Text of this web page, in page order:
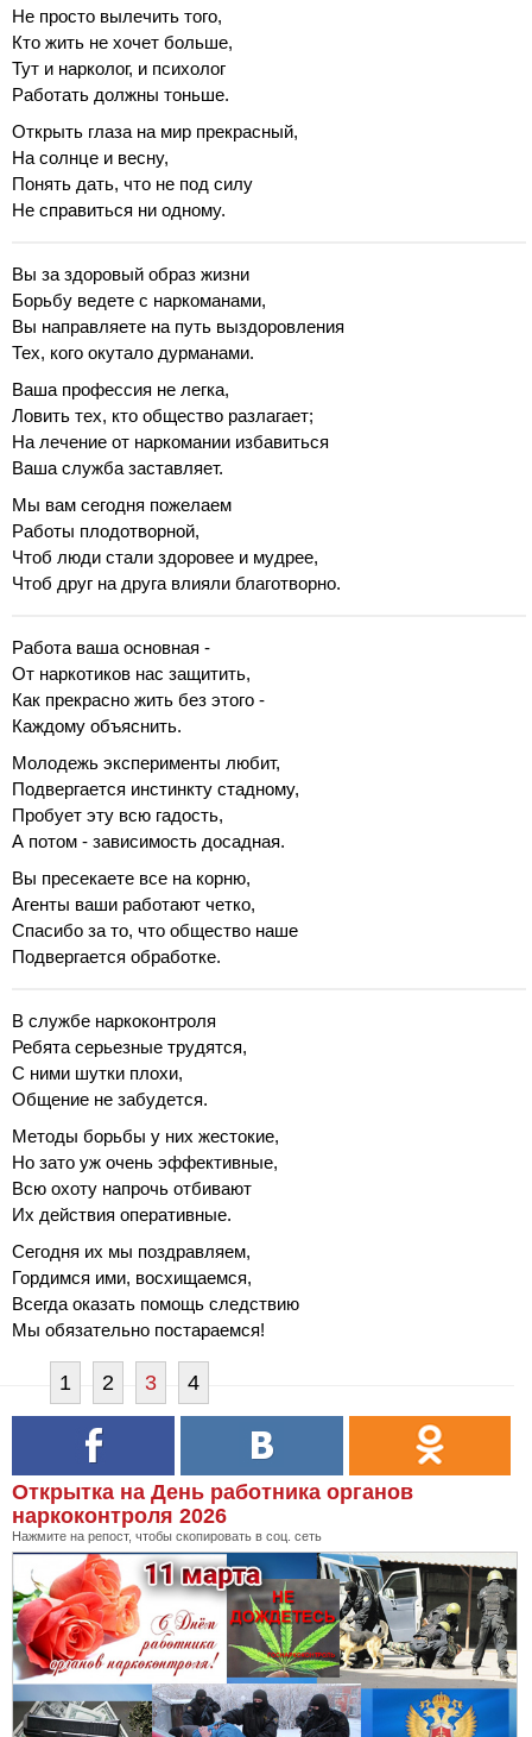
Не просто вылечить того,
Кто жить не хочет больше,
Тут и нарколог, и психолог
Работать должны тоньше.
Открыть глаза на мир прекрасный,
На солнце и весну,
Понять дать, что не под силу
Не справиться ни одному.
Вы за здоровый образ жизни
Борьбу ведете с наркоманами,
Вы направляете на путь выздоровления
Тех, кого окутало дурманами.
Ваша профессия не легка,
Ловить тех, кто общество разлагает;
На лечение от наркомании избавиться
Ваша служба заставляет.
Мы вам сегодня пожелаем
Работы плодотворной,
Чтоб люди стали здоровее и мудрее,
Чтоб друг на друга влияли благотворно.
Работа ваша основная -
От наркотиков нас защитить,
Как прекрасно жить без этого -
Каждому объяснить.
Молодежь эксперименты любит,
Подвергается инстинкту стадному,
Пробует эту всю гадость,
А потом - зависимость досадная.
Вы пресекаете все на корню,
Агенты ваши работают четко,
Спасибо за то, что общество наше
Подвергается обработке.
В службе наркоконтроля
Ребята серьезные трудятся,
С ними шутки плохи,
Общение не забудется.
Методы борьбы у них жестокие,
Но зато уж очень эффективные,
Всю охоту напрочь отбивают
Их действия оперативные.
Сегодня их мы поздравляем,
Гордимся ими, восхищаемся,
Всегда оказать помощь следствию
Мы обязательно постараемся!
1 2 3 4
Открытка на День работника органов
наркоконтроля 2026
Нажмите на репост, чтобы скопировать в соц. сеть